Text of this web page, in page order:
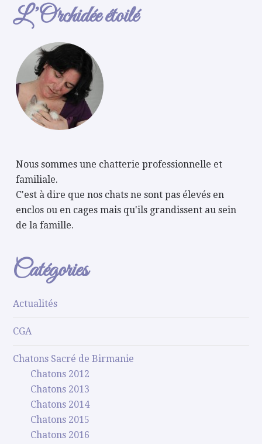
L’Orchidée étoilé
Nous sommes une chatterie professionnelle et
familiale.
C'est à dire que nos chats ne sont pas élevés en
enclos ou en cages mais qu'ils grandissent au sein
de la famille.
Catégories
Actualités
CGA
Chatons Sacré de Birmanie
Chatons 2012
Chatons 2013
Chatons 2014
Chatons 2015
Chatons 2016